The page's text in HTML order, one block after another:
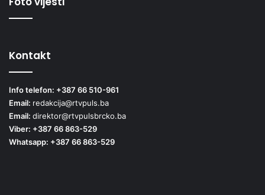
Kontakt
Info telefon: +387 66 510-961
Email: redakcija@rtvpuls.ba
Email: direktor@rtvpulsbrcko.ba
Viber: +387 66 863-529
Whatsapp: +387 66 863-529